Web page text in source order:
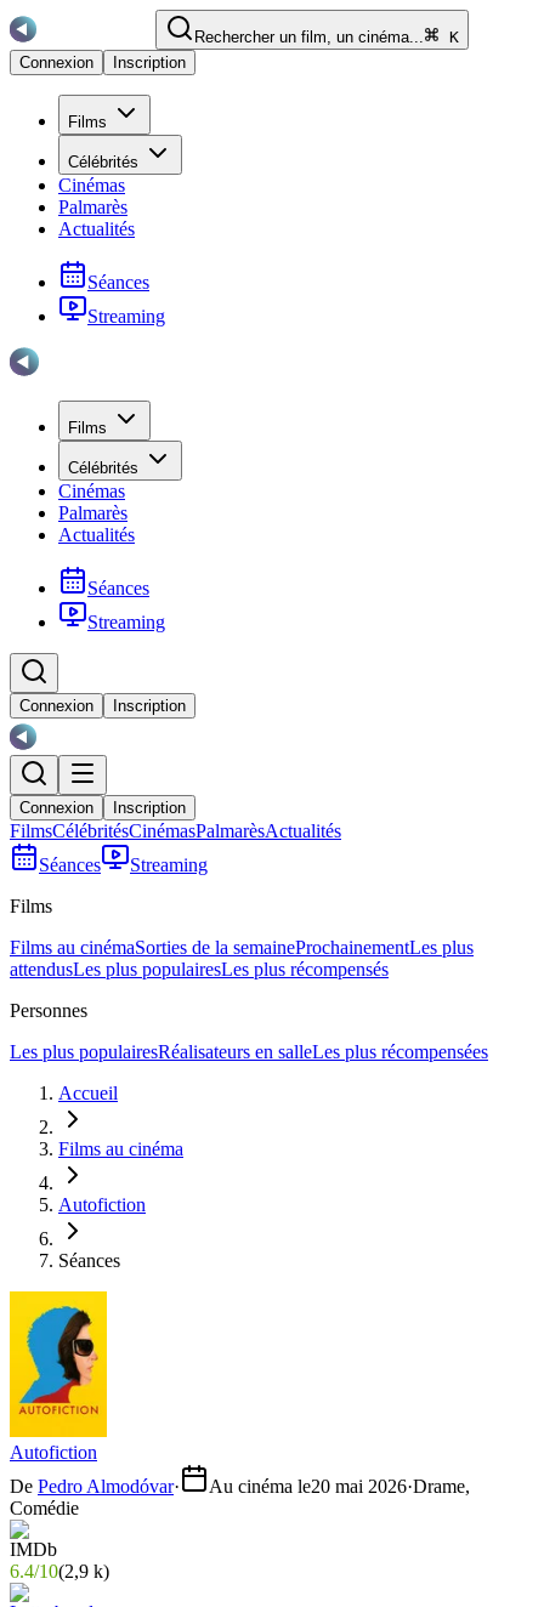
Rechercher un film, un cinéma...
K
Connexion
Inscription
Films
Célébrités
Cinémas
Palmarès
Actualités
Séances
Streaming
Films
Célébrités
Cinémas
Palmarès
Actualités
Séances
Streaming
Connexion Inscription
Connexion Inscription
FilmsCélébritésCinémasPalmarèsActualités
Séances
Streaming
Films
Films au cinémaSorties de la semaineProchainementLes plus
attendusLes plus populairesLes plus récompensés
Personnes
Les plus populairesRéalisateurs en salleLes plus récompensées
Accueil
Films au cinéma
Autofiction
Séances
Autofiction
De Pedro Almodóvar· Au cinéma le20 mai 2026·Drame,
Comédie
6.4/10(2,9 k)